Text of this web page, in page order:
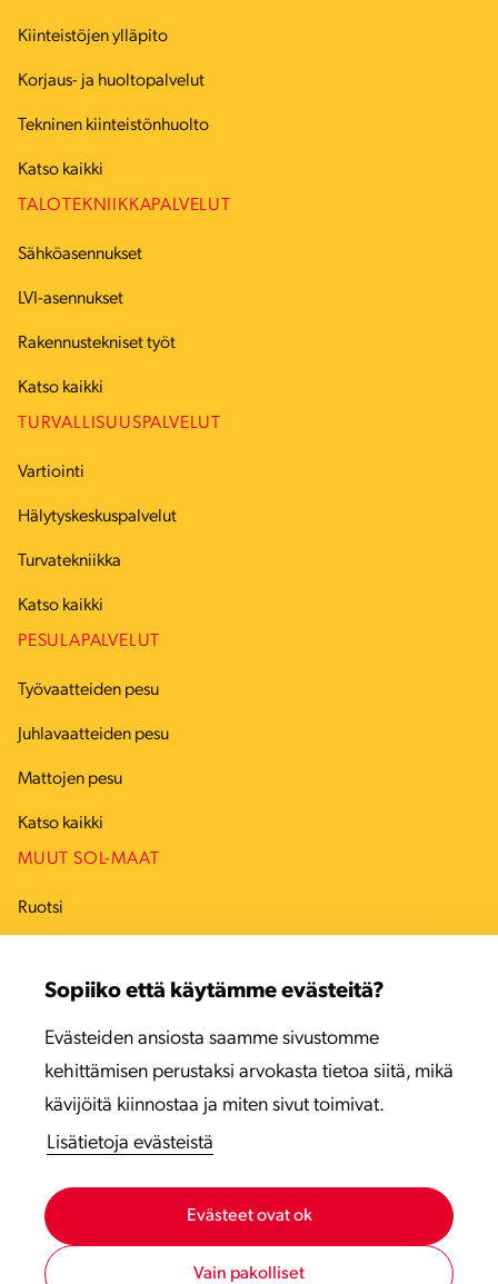
Sopiiko että käytämme evästeitä?
Evästeiden ansiosta saamme sivustomme
kehittämisen perustaksi arvokasta tietoa siitä, mikä
kävijöitä kiinnostaa ja miten sivut toimivat.
Lisätietoja evästeistä
Evästeet ovat ok
Vain pakolliset
Kiinteistöjen ylläpito
Korjaus- ja huoltopalvelut
Tekninen kiinteistönhuolto
Katso kaikki
TALOTEKNIIKKAPALVELUT
Sähköasennukset
LVI-asennukset
Rakennustekniset työt
Katso kaikki
TURVALLISUUSPALVELUT
Vartiointi
Hälytyskeskuspalvelut
Turvatekniikka
Katso kaikki
PESULAPALVELUT
Työvaatteiden pesu
Juhlavaatteiden pesu
Mattojen pesu
Katso kaikki
MUUT SOL-MAAT
Ruotsi
Viro
Latvia